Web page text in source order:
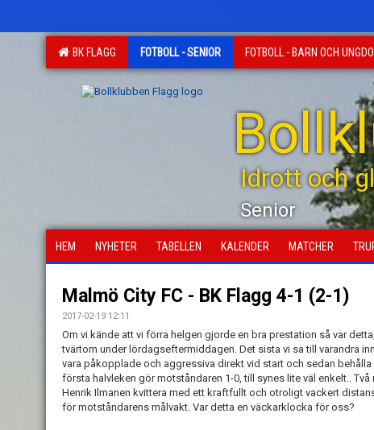
BK FLAGG FOTBOLL - SENIOR FOTBOLL - BARN OCH
Idrott och
Senior
HEM NYHETER TABELLEN KALENDER MATCHER
Malmö City FC - BK Flagg 4-1 (2-1)
2017-02-19 12:11
Om vi kände att vi förra helgen gjorde en bra prestation så var
tvärtom under lördagseftermiddagen. Det sista vi sa till varandra
vara påkopplade och aggressiva direkt vid start och sedan
första halvleken gör motståndaren 1-0, till synes lite väl enkelt..
Henrik Ilmanen kvittera med ett kraftfullt och otroligt vackert
för motståndarens målvakt. Var detta en väckarklocka för oss?